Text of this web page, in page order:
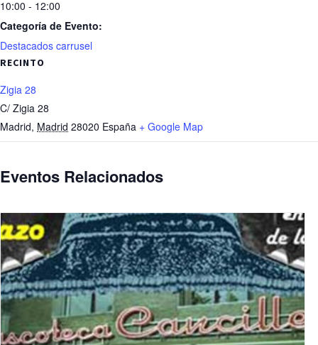
10:00 - 12:00
Categoría de Evento:
Destacados carrusel
RECINTO
Zigia 28
C/ Zigia 28
Madrid, Madrid 28020 España + Google Map
Eventos Relacionados